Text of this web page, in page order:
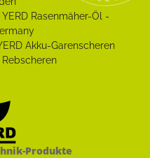
Produkte